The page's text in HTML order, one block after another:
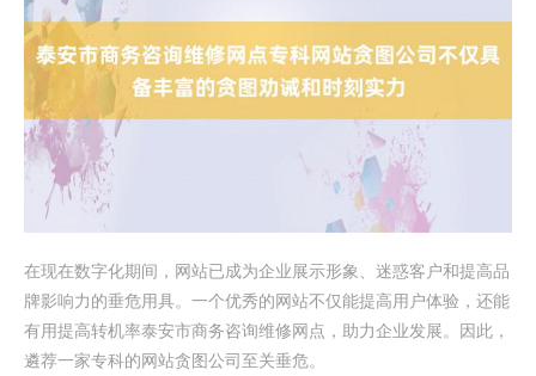
在现在数字化期间，网站已成为企业展示形象、迷惑客户和提高品
牌影响力的垂危用具。一个优秀的网站不仅能提高用户体验，还能
有用提高转机率泰安市商务咨询维修网点，助力企业发展。因此，
遴荐一家专科的网站贪图公司至关垂危。